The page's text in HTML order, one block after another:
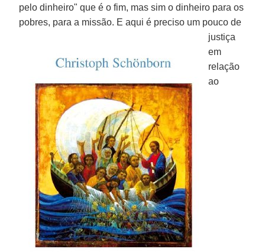
pelo dinheiro" que é o fim, mas sim o dinheiro para os
pobres, para a missão. E aqui é preciso um pouco de
justiça
em
relação
ao